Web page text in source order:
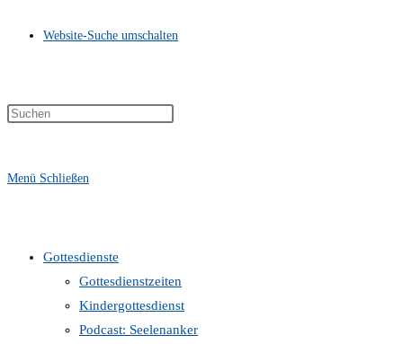
Website-Suche umschalten
Menü Schließen
Gottesdienste
Gottesdienstzeiten
Kindergottesdienst
Podcast: Seelenanker